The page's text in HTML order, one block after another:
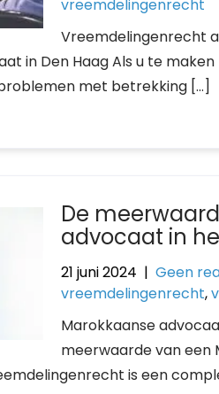
vreemdelingenrecht
Vreemdelingenrecht
in Den Haag Als u te
met betrekking […]
De
advocaat in
21 juni 2024 |Geen
vreemdelingenrecht,
Marokkaanse
meerwaarde van een
is een